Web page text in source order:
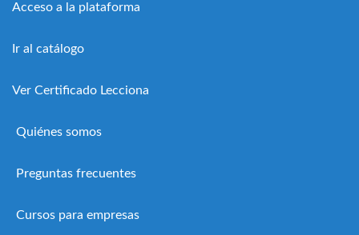
Acceso a la plataforma
Ir al catálogo
Ver Certificado Lecciona
Quiénes somos
Preguntas frecuentes
Cursos para empresas